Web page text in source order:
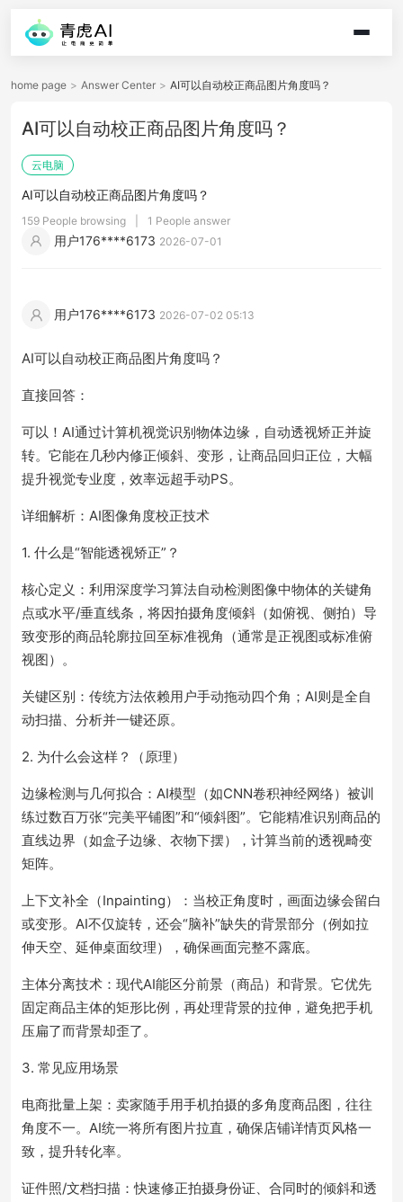
home page > Answer Center > AI可以自动校正商品图片角度吗？
AI可以自动校正商品图片角度吗？
云电脑
AI可以自动校正商品图片角度吗？
159 People browsing 1 People answer
用户176****6173 2026-07-01
用户176****6173 2026-07-02 05:13
AI可以自动校正商品图片角度吗？
直接回答：
可以！AI通过计算机视觉识别物体边缘，自动透视矫正并旋
转。它能在几秒内修正倾斜、变形，让商品回归正位，大幅
提升视觉专业度，效率远超手动PS。
详细解析：AI图像角度校正技术
1. 什么是“智能透视矫正”？
核心定义：利用深度学习算法自动检测图像中物体的关键角
点或水平/垂直线条，将因拍摄角度倾斜（如俯视、侧拍）导
致变形的商品轮廓拉回至标准视角（通常是正视图或标准俯
视图）。
关键区别：传统方法依赖用户手动拖动四个角；AI则是全自
动扫描、分析并一键还原。
2. 为什么会这样？（原理）
边缘检测与几何拟合：AI模型（如CNN卷积神经网络）被训
练过数百万张“完美平铺图”和“倾斜图”。它能精准识别商品的
直线边界（如盒子边缘、衣物下摆），计算当前的透视畸变
矩阵。
上下文补全（Inpainting）：当校正角度时，画面边缘会留白
或变形。AI不仅旋转，还会“脑补”缺失的背景部分（例如拉
伸天空、延伸桌面纹理），确保画面完整不露底。
主体分离技术：现代AI能区分前景（商品）和背景。它优先
固定商品主体的矩形比例，再处理背景的拉伸，避免把手机
压扁了而背景却歪了。
3. 常见应用场景
电商批量上架：卖家随手用手机拍摄的多角度商品图，往往
角度不一。AI统一将所有图片拉直，确保店铺详情页风格一
致，提升转化率。
证件照/文档扫描：快速修正拍摄身份证、合同时的倾斜和透